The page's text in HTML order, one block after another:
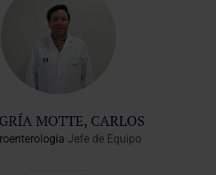
MOTTE, CARLOS
·Jefe de Equipo